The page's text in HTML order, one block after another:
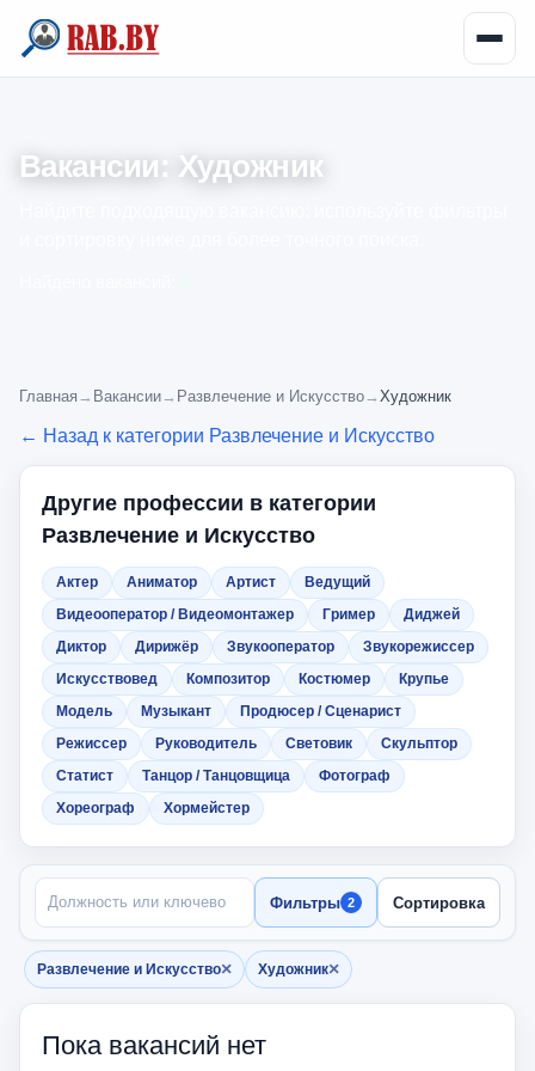
Вакансии: Художник
Главная → Вакансии→ Развлечение и Искусство→ Художник
← Назад к категории Развлечение и Искусство
Другие профессии в категории
Развлечение и Искусство
Актер Аниматор Артист
Ведущий
Видеооператор / Видеомонтажер
Гример
Диджей
Диктор
Дирижёр Звукооператор
Звукорежиссер
Искусствовед
Композитор Костюмер
Крупье
Модель
Музыкант
Продюсер / Сценарист
Режиссер
Руководитель Световик
Скульптор
Статист
Танцор / Танцовщица
Фотограф
Хореограф
Хормейстер
ПОИСК ПО НАЗВАНИЮ
Фильтры 2 Сортировка
Развлечение и Искусство×
Убрать фильтр
Художник×
Убрать фильтр
Пока вакансий нет